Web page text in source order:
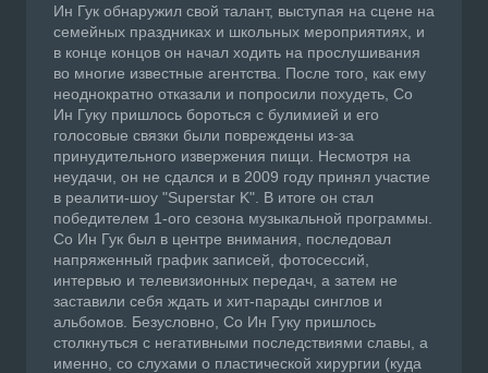
Ин Гук обнаружил свой талант, выступая на сцене на
семейных праздниках и школьных мероприятиях, и
в конце концов он начал ходить на прослушивания
во многие известные агентства. После того, как ему
неоднократно отказали и попросили похудеть, Со
Ин Гуку пришлось бороться с булимией и его
голосовые связки были повреждены из-за
принудительного извержения пищи. Несмотря на
неудачи, он не сдался и в 2009 году принял участие
в реалити-шоу "Superstar K". В итоге он стал
победителем 1-ого сезона музыкальной программы.
Со Ин Гук был в центре внимания, последовал
напряженный график записей, фотосессий,
интервью и телевизионных передач, а затем не
заставили себя ждать и хит-парады синглов и
альбомов. Безусловно, Со Ин Гуку пришлось
столкнуться с негативными последствиями славы, а
именно, со слухами о пластической хирургии (куда